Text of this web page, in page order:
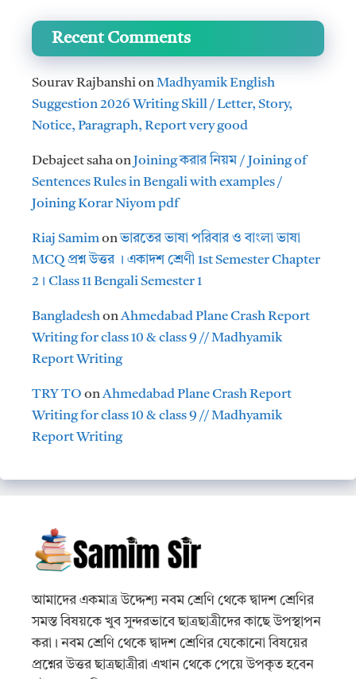
Recent Comments
Sourav RajbanshionMadhyamik English
Suggestion 2026 Writing Skill / Letter, Story,
Notice, Paragraph, Report very good
Debajeet sahaonJoining করার নিয়ম / Joining of
Sentences Rules in Bengali with examples /
Joining Korar Niyom pdf
Riaj Samimonভারতের ভাষা পরিবার ও বাংলা ভাষা
MCQ প্রশ্ন উত্তর । একাদশ শ্রেণী 1st Semester Chapter
2। Class 11 Bengali Semester 1
BangladeshonAhmedabad Plane Crash Report
Writing for class 10 & class 9 // Madhyamik
Report Writing
TRY TO onAhmedabad Plane Crash Report
Writing for class 10 & class 9 // Madhyamik
Report Writing
আমাদের একমাত্র উদ্দেশ্য নবম শ্রেণি থেকে দ্বাদশ শ্রেণির
সমস্ত বিষয়কে খুব সুন্দরভাবে ছাত্রছাত্রীদের কাছে উপস্থাপন
করা। নবম শ্রেণি থেকে দ্বাদশ শ্রেণির যেকোনো বিষয়ের
প্রশ্নের উত্তর ছাত্রছাত্রীরা এখান থেকে পেয়ে উপকৃত হবেন